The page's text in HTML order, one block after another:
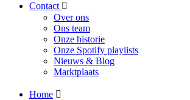
Contact
Over ons
Ons team
Onze historie
Onze Spotify playlists
Nieuws & Blog
Marktplaats
Home